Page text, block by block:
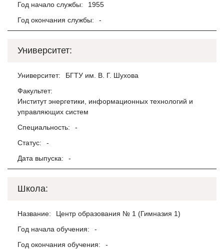
Год начало службы:
1955
Год окончания службы:
-
Университет:
Университет:
БГТУ им. В. Г. Шухова
Факультет:
Институт энергетики, информационных технологий и
управляющих систем
Специальность:
-
Статус:
-
Дата выпуска:
-
Школа:
Название:
Центр образования № 1 (Гимназия 1)
Год начала обучения:
-
Год окончания обучения:
-